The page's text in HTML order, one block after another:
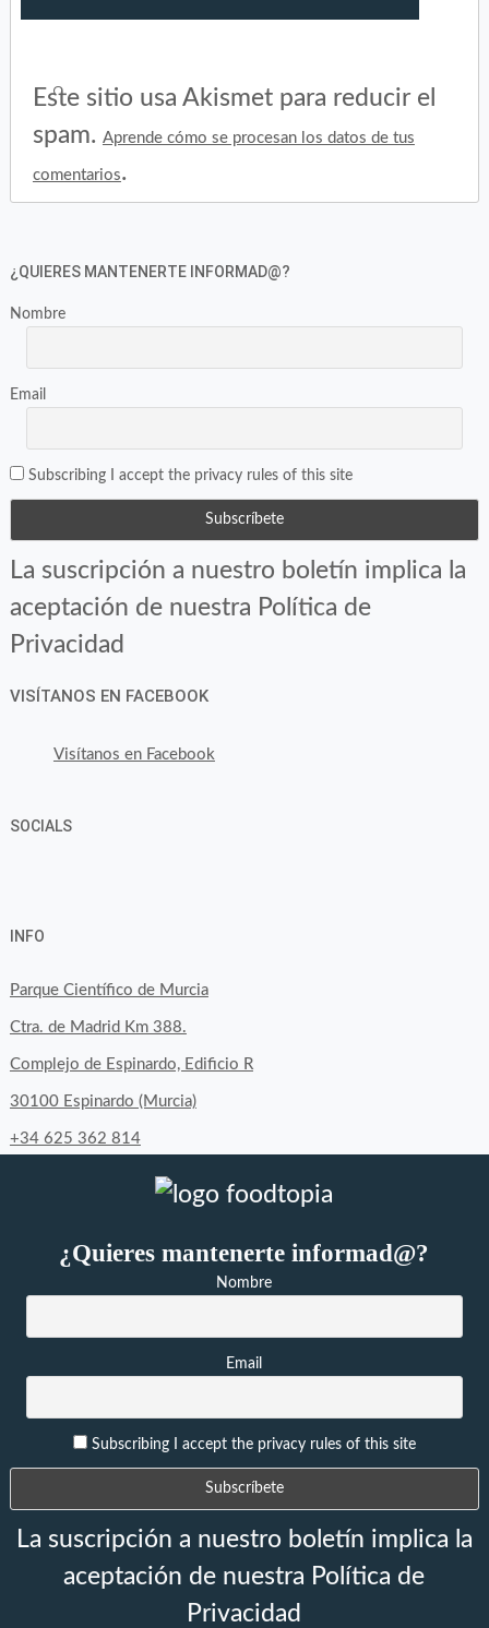
Este sitio usa Akismet para reducir el
spam. Aprende cómo se procesan los datos de tus
comentarios.
¿QUIERES MANTENERTE INFORMAD@?
Nombre
Email
Subscribing I accept the privacy rules of this site
La suscripción a nuestro boletín implica la
aceptación de nuestra Política de
Privacidad
VISÍTANOS EN FACEBOOK
Visítanos en Facebook
SOCIALS
byfoodtopia
en
Facebook
byfoodtopia
en
Twitter
byfoodtopia
en
Instagram
INFO
Parque Científico de Murcia
Ctra. de Madrid Km 388.
Complejo de Espinardo, Edificio R
30100 Espinardo (Murcia)
+34 625 362 814
¿Quieres mantenerte informad@?
Nombre
Email
Subscribing I accept the privacy rules of this site
La suscripción a nuestro boletín implica la
aceptación de nuestra Política de
Privacidad